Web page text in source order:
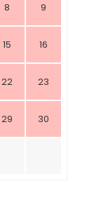
8 9
15 16
22 23
29 30